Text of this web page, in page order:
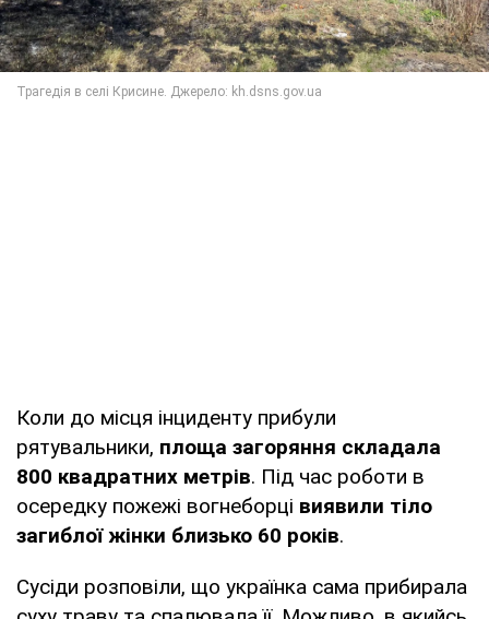
Коли до місця інциденту прибули
рятувальники, площа загоряння складала
800 квадратних метрів. Під час роботи в
осередку пожежі вогнеборці виявили тіло
загиблої жінки близько 60 років.
Сусіди розповіли, що українка сама прибирала